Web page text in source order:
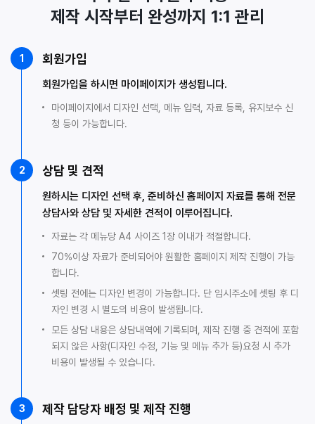
제작 시작부터 완성까지 1:1 관리
1 회원가입
회원가입을 하시면 마이페이지가 생성됩니다.
마이페이지에서 디자인 선택, 메뉴 입력, 자료 등록, 유지보수 신
청 등이 가능합니다.
2 상담 및 견적
원하시는 디자인 선택 후, 준비하신 홈페이지 자료를 통해 전문
상담사와 상담 및 자세한 견적이 이루어집니다.
자료는 각 메뉴당 A4 사이즈 1장 이내가 적절합니다.
70%이상 자료가 준비되어야 원활한 홈페이지 제작 진행이 가능
합니다.
셋팅 전에는 디자인 변경이 가능합니다. 단 임시주소에 셋팅 후 디
자인 변경 시 별도의 비용이 발생됩니다.
모든 상담 내용은 상담내역에 기록되며, 제작 진행 중 견적에 포함
되지 않은 사항(디자인 수정, 기능 및 메뉴 추가 등)요청 시 추가
비용이 발생될 수 있습니다.
3 제작 담당자 배정 및 제작 진행